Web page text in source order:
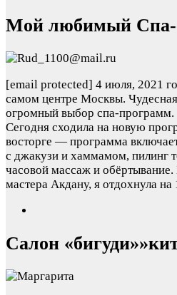
Мой любимый Спа-
[email protected] 4 июля, 2021
самом центре Москвы.
огромный выбор спа-программ.
Сегодня сходила на новую
восторге — программа
с джакузи и хаммамом, пилинг
часовой массаж и обёртывание.
мастера Акдану, я отдохнула на
Салон